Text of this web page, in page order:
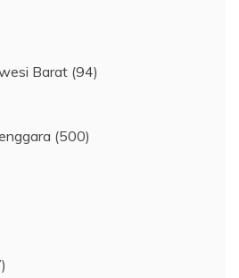
Barat (94)
(500)